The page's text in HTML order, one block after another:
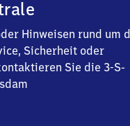
Hinweisen rund um
Sicherheit oder
Sie die 3-S-